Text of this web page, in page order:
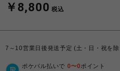
￥8,800 税込
7～10営業日後発送予定 (土・日・祝を除
ポケパル払いで 0〜0ポイント